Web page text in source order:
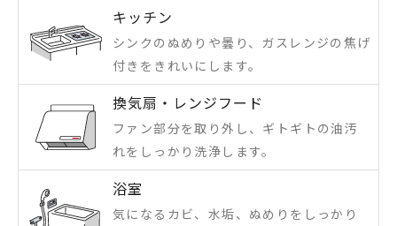
キッチン
シンクのぬめりや曇り、ガスレンジの焦げ
付きをきれいにします。
換気扇・レンジフード
ファン部分を取り外し、ギトギトの油汚
れをしっかり洗浄します。
浴室
気になるカビ、水垢、ぬめりをしっかり